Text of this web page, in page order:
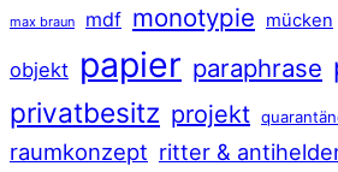
max braun mdf monotypie mücken
objekt papier paraphrase
privatbesitz projekt
raumkonzept ritter &